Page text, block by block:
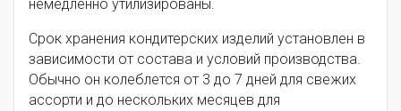
немедленно утилизированы.
Срок хранения кондитерских изделий установлен в
зависимости от состава и условий производства.
Обычно он колеблется от 3 до 7 дней для свежих
ассорти и до нескольких месяцев для